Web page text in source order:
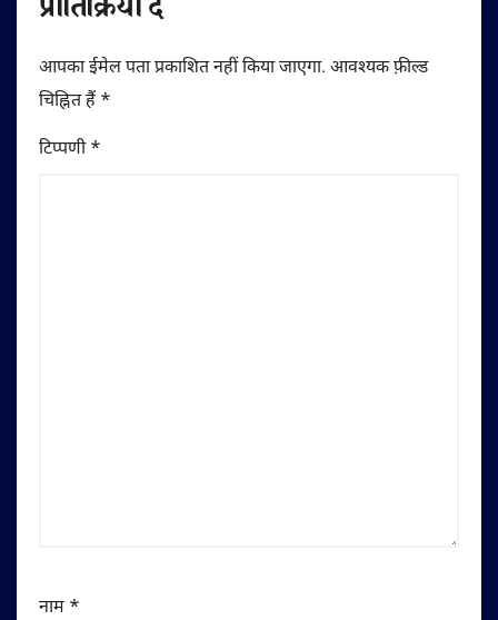
प्रातिक्रिया दे
आपका ईमेल पता प्रकाशित नहीं किया जाएगा. आवश्यक फ़ील्ड
चिह्नित हैं *
टिप्पणी*
नाम *